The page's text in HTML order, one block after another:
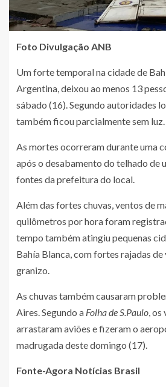
Foto Divulgação ANB
Um forte temporal na cidade de
Argentina, deixou ao menos 13
sábado (16). Segundo autoridades
também ficou parcialmente sem luz.
As mortes ocorreram durante uma
após o desabamento do telhado de
fontes da prefeitura do local.
Além das fortes chuvas, ventos de
quilômetros por hora foram
tempo também atingiu pequenas
Bahía Blanca, com fortes rajadas de
granizo.
As chuvas também causaram
Aires. Segundo a Folha de S.Paulo, os
arrastaram aviões e fizeram o
madrugada deste domingo (17).
Fonte-Agora Notícias Brasil